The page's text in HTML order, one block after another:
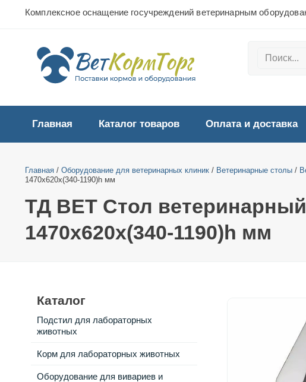
Комплексное оснащение госучреждений ветеринарным
Главная Каталог товаров Оплата и доставка
Главная / Оборудование для ветеринарных клиник / Ветеринарные столы /
1470x620x(340-1190)h мм
ТД ВЕТ Стол ветеринарный
1470x620x(340-1190)h мм
Каталог
Подстил для лабораторных
животных
Корм для лабораторных животных
Оборудование для вивариев и